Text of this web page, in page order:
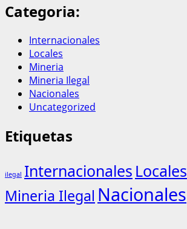
Categoria:
Internacionales
Locales
Mineria
Mineria Ilegal
Nacionales
Uncategorized
Etiquetas
ilegal Internacionales Locales
Mineria Ilegal Nacionales